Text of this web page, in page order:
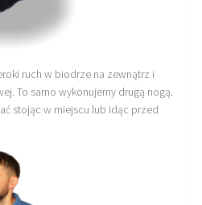
ruch w biodrze na zewnątrz i
To samo wykonujemy drugą nogą.
stojąc w miejscu lub idąc przed